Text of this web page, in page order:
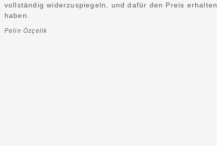
vollständig widerzuspiegeln, und dafür den Preis erhalten
haben.
Pelin Özçelik